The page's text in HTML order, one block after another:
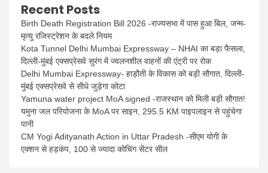
Recent Posts
Birth Death Registration Bill 2026 -राज्यसभा में पास हुआ बिल, जन्म-
मृत्यु रजिस्ट्रेशन के बदले नियम
Kota Tunnel Delhi Mumbai Expressway – NHAI का बड़ा फैसला,
दिल्ली-मुंबई एक्सप्रेसवे सुरंग में ज्वलनशील वाहनों की एंट्री पर रोक
Delhi Mumbai Expressway- हाड़ौती के विकास को बड़ी सौगात, दिल्ली-
मुंबई एक्सप्रेसवे से सीधे जुड़ेगा कोटा
Yamuna water project MoA signed -राजस्थान को मिली बड़ी सौगात!
यमुना जल परियोजना के MoA पर साइन, 295.5 KM पाइपलाइन से पहुंचेगा
पानी
CM Yogi Adityanath Action in Uttar Pradesh -सीएम योगी के
एक्शन से हड़कंप, 100 से ज्यादा कोचिंग सेंटर सील